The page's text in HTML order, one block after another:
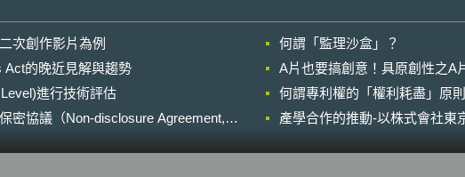
加坡之次世代國家寬頻網路預計在
2010年時提供60%家戶光纖網路接取
服務，至2012年6月份時，則可提供
新加坡95%家戶光纖網路接取服務。
就寬頻接取速度而言，初期可提供
100Mbps之頻寬，待建置完成後則預
OpenNet公司將可在2年內從新加坡電
件的訴訟即遭提起。 根據Oscar
Willhelm Nilsson（即原告，下
Nilsson）於2018年01月22日
金山區地方法院針對前開車禍
起訴訟的主張，於2017年12月
上，其在加州舊金山Oak
DeJesus Salazar（即被告，
次創作影片為例
何謂「監理沙盒」？
Act的晚近見解與趨勢
A片也要搞創意！具原創性之A
進行技術評估
何謂專利權的「權利耗盡」原
密協議（Non-disclosure Agreement,
產學合作的推動-以株式會社東